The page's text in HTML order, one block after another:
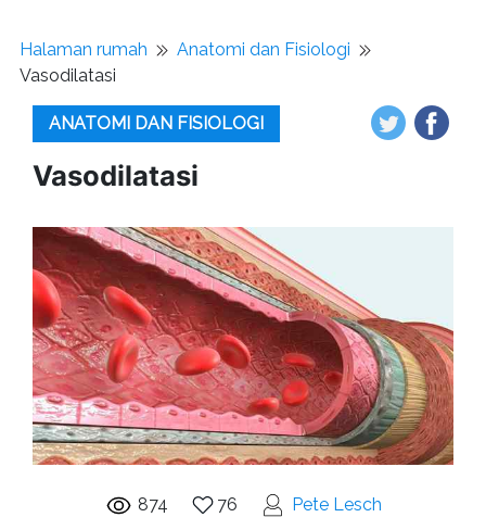
Halaman rumah
Anatomi dan Fisiologi
Vasodilatasi
ANATOMI DAN FISIOLOGI
Vasodilatasi
874 76 Pete Lesch